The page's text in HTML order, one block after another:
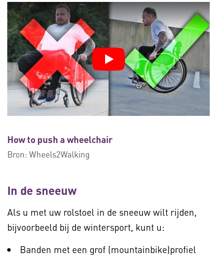
How to push a wheelchair
Bron: Wheels2Walking
In de sneeuw
Als u met uw rolstoel in de sneeuw wilt rijden,
bijvoorbeeld bij de wintersport, kunt u:
Banden met een grof (mountainbike)profiel